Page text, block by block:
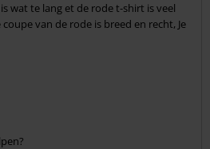
wat te lang et de rode t-shirt is veel
van de rode is breed en recht, Je